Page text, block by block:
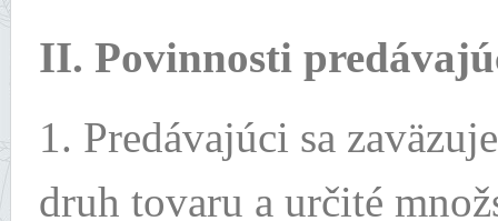
II. Povinnosti
1. Predávajúci sa
druh tovaru a určité